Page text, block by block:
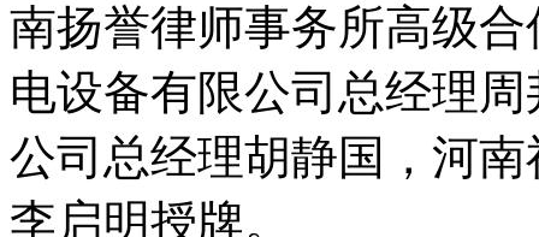
南扬誉律师事务所高级
电设备有限公司总经理
公司总经理胡静国，河
李启明授牌。